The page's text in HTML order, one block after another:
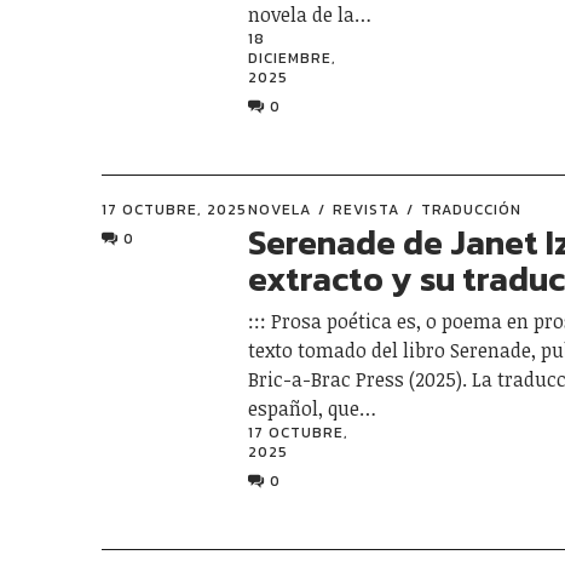
novela de la…
18
DICIEMBRE,
2025
0
17 OCTUBRE, 2025
0
NOVELA REVISTA TRADUCCIÓN
Serenade de Janet
extracto y su
::: Prosa poética es, o poema en
texto tomado del libro Serenade,
Bric-a-Brac Press (2025). La
español, que…
17 OCTUBRE,
2025
0